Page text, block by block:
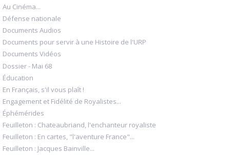
Au Cinéma...
Défense nationale
Documents Audios
Documents pour servir à une Histoire de l'URP
Documents Vidéos
Dossier - Mai 68
Éducation
En Français, s'il vous plaît !
Engagement et Fidélité de Royalistes...
Éphémérides
Feuilleton : Chateaubriand, l'enchanteur royaliste
Feuilleton : En cartes, "l'aventure France"...
Feuilleton : Jacques Bainville...